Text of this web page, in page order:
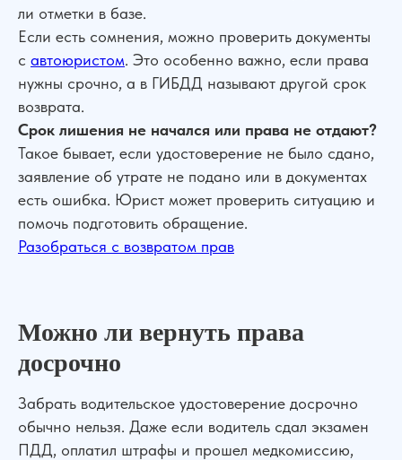
ли отметки в базе.
Если есть сомнения, можно проверить документы
с автоюристом. Это особенно важно, если права
нужны срочно, а в ГИБДД называют другой срок
возврата.
Срок лишения не начался или права не отдают?
Такое бывает, если удостоверение не было сдано,
заявление об утрате не подано или в документах
есть ошибка. Юрист может проверить ситуацию и
помочь подготовить обращение.
Разобраться с возвратом прав
Можно ли вернуть права
досрочно
Забрать водительское удостоверение досрочно
обычно нельзя. Даже если водитель сдал экзамен
ПДД, оплатил штрафы и прошел медкомиссию,